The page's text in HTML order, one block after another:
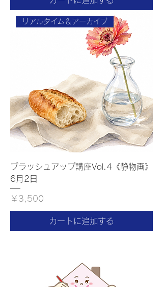
リアルタイム＆アーカイブ
ブラッシュアップ講座Vol.4《静物画》
6月2日
価格
￥3,500
カートに追加する